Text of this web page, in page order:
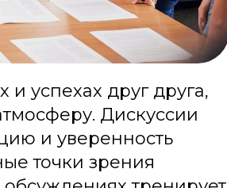
успехах друг друга,
Дискуссии
и уверенность
точки зрения